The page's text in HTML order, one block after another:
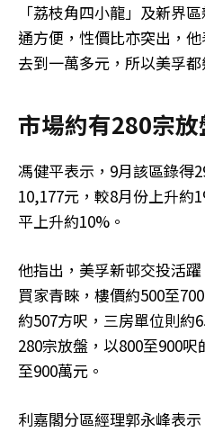
「荔枝角四小龍」及新界
通方便，性價比亦突出，
去到一萬多元，所以美孚都
市場約有280宗放
馮健平表示，9月該區錄得
10,177元，較8月份上升約
平上升約10%。
他指出，美孚新邨交投活
買家青睞，樓價約500至
約507方呎，三房單位則約
280宗放盤，以800至900
至900萬元。
利嘉閣分區經理郭永峰表